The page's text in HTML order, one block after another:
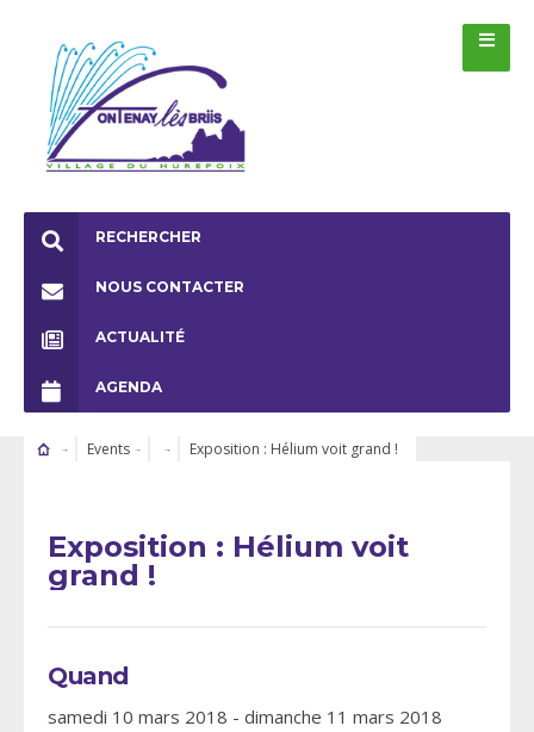
RECHERCHER
NOUS CONTACTER
ACTUALITÉ
AGENDA
Events Exposition : Hélium voit grand !
Exposition : Hélium voit
grand !
Quand
samedi 10 mars 2018 - dimanche 11 mars 2018